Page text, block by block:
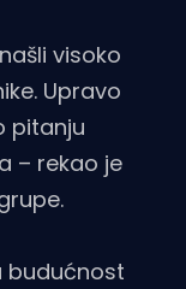
visoko
Upravo
pitanju
– rekao je
budućnost